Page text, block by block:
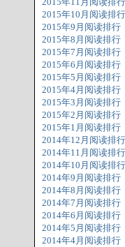
2015年10月阅读排行
2015年9月阅读排行
2015年8月阅读排行
2015年7月阅读排行
2015年6月阅读排行
2015年5月阅读排行
2015年4月阅读排行
2015年3月阅读排行
2015年2月阅读排行
2015年1月阅读排行
2014年12月阅读排行
2014年11月阅读排行
2014年10月阅读排行
2014年9月阅读排行
2014年8月阅读排行
2014年7月阅读排行
2014年6月阅读排行
2014年5月阅读排行
2014年4月阅读排行